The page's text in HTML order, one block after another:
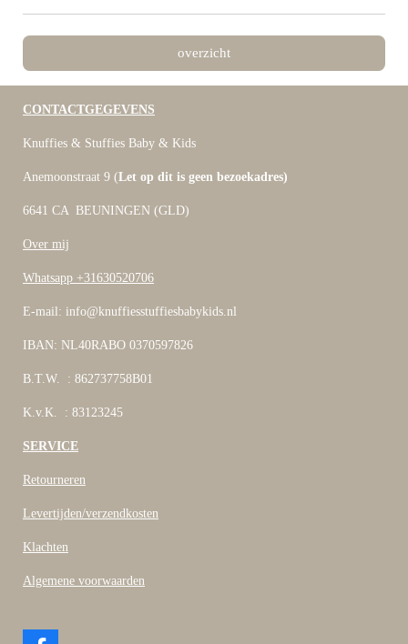
overzicht
CONTACTGEGEVENS
Knuffies & Stuffies Baby & Kids
Anemoonstraat 9 (Let op dit is geen bezoekadres)
6641 CA BEUNINGEN (GLD)
Over mij
Whatsapp +31630520706
E-mail: info@knuffiesstuffiesbabykids.nl
IBAN: NL40RABO 0370597826
B.T.W. : 862737758B01
K.v.K. : 83123245
SERVICE
Retourneren
Levertijden/verzendkosten
Klachten
Algemene voorwaarden